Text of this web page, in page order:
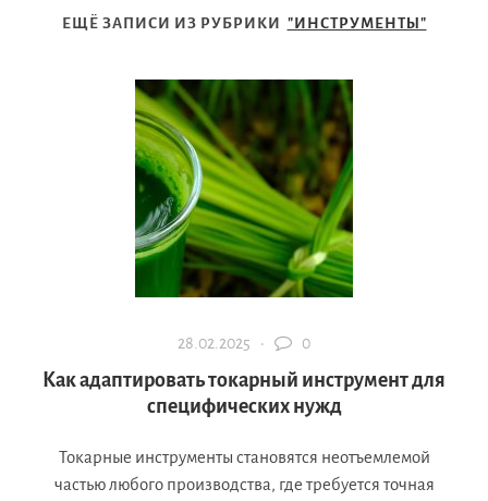
ЕЩЁ ЗАПИСИ ИЗ РУБРИКИ "ИНСТРУМЕНТЫ"
28.02.2025 · 0
Как адаптировать токарный инструмент для
специфических нужд
Токарные инструменты становятся неотъемлемой
частью любого производства, где требуется точная